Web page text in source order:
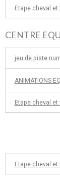
Etape cheval et
CENTRE
jeu de piste
ANIMATIONS
Etape cheval et
Etape cheval et